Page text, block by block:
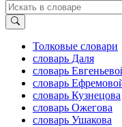
Толковые словари
словарь Даля
словарь
словарь
словарь Кузнецова
словарь Ожегова
словарь Ушакова